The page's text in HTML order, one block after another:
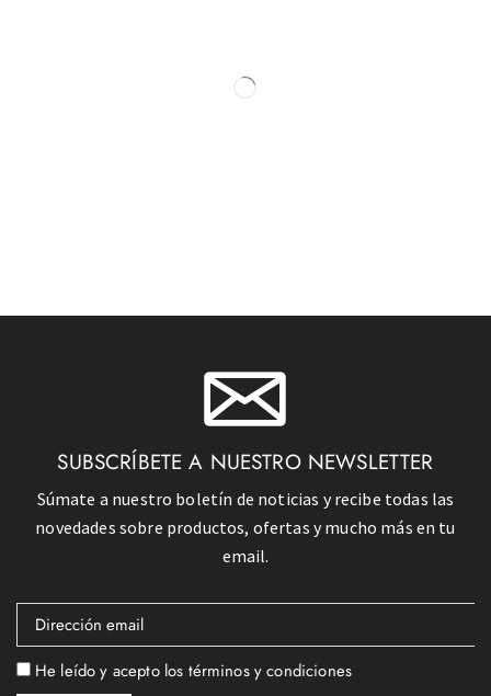
SUBSCRÍBETE A NUESTRO NEWSLETTER
Súmate a nuestro boletín de noticias y recibe todas las
novedades sobre productos, ofertas y mucho más en tu
email.
He leído y acepto los términos y condiciones